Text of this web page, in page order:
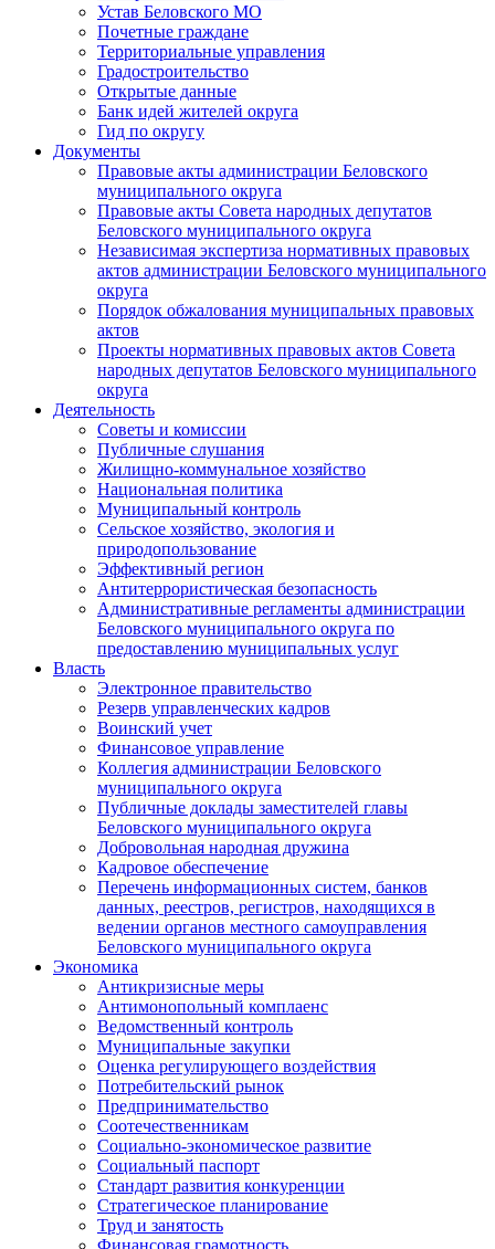
Устав Беловского МО
Почетные граждане
Территориальные управления
Градостроительство
Открытые данные
Банк идей жителей округа
Гид по округу
Документы
Правовые акты администрации Беловского
муниципального округа
Правовые акты Совета народных депутатов
Беловского муниципального округа
Независимая экспертиза нормативных правовых
актов администрации Беловского муниципального
округа
Порядок обжалования муниципальных правовых
актов
Проекты нормативных правовых актов Совета
народных депутатов Беловского муниципального
округа
Деятельность
Советы и комиссии
Публичные слушания
Жилищно-коммунальное хозяйство
Национальная политика
Муниципальный контроль
Сельское хозяйство, экология и
природопользование
Эффективный регион
Антитеррористическая безопасность
Административные регламенты администрации
Беловского муниципального округа по
предоставлению муниципальных услуг
Власть
Электронное правительство
Резерв управленческих кадров
Воинский учет
Финансовое управление
Коллегия администрации Беловского
муниципального округа
Публичные доклады заместителей главы
Беловского муниципального округа
Добровольная народная дружина
Кадровое обеспечение
Перечень информационных систем, банков
данных, реестров, регистров, находящихся в
ведении органов местного самоуправления
Беловского муниципального округа
Экономика
Антикризисные меры
Антимонопольный комплаенс
Ведомственный контроль
Муниципальные закупки
Оценка регулирующего воздействия
Потребительский рынок
Предпринимательство
Соотечественникам
Социально-экономическое развитие
Социальный паспорт
Стандарт развития конкуренции
Стратегическое планирование
Труд и занятость
Финансовая грамотность